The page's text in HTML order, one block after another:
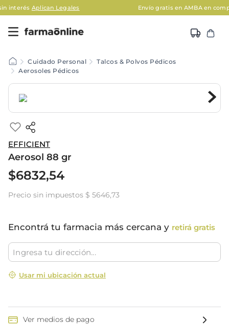
Legales Envío gratis en AMBA en compras mayores a
Cuidado Personal
Talcos & Polvos Pédicos
Aerosoles Pédicos
EFFICIENT
Aerosol 88 gr
$6832,54
Precio sin impuestos $ 5646,73
Encontrá tu farmacia más cercana y retirá gratis
Usar mi ubicación actual
Ver medios de pago